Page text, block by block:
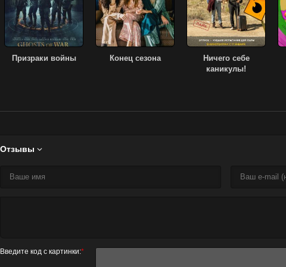
Призраки войны Конец сезона
Ничего себе
каникулы!
Отзывы 
Введите код с картинки:*